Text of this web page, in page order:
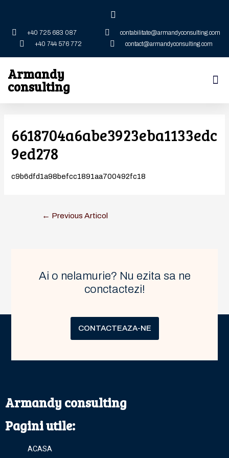
+40 725 683 087
contabilitate@armandyconsulting.com
+40 744 576 772
contact@armandyconsulting.com
Armandy
consulting
6618704a6abe3923eba1133edc
9ed278
c9b6dfd1a98befcc1891aa700492fc18
← Previous Articol
Ai o nelamurie? Nu ezita sa ne
conctactezi!
CONTACTEAZA-NE
Armandy consulting
Pagini utile:
ACASA